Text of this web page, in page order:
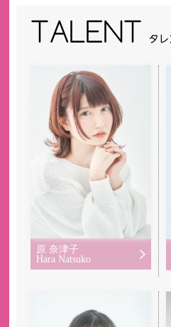
原 奈津子
Hara Natsuko